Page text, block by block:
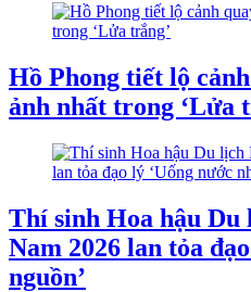
Hồ Phong tiết lộ
ảnh nhất trong ‘Lửa
Thí sinh Hoa hậu Du
Nam 2026 lan tỏa
nguồn’